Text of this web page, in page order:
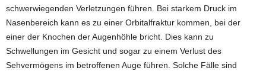
schwerwiegenden Verletzungen führen. Bei starkem Druck im
Nasenbereich kann es zu einer Orbitalfraktur kommen, bei der
einer der Knochen der Augenhöhle bricht. Dies kann zu
Schwellungen im Gesicht und sogar zu einem Verlust des
Sehvermögens im betroffenen Auge führen. Solche Fälle sind